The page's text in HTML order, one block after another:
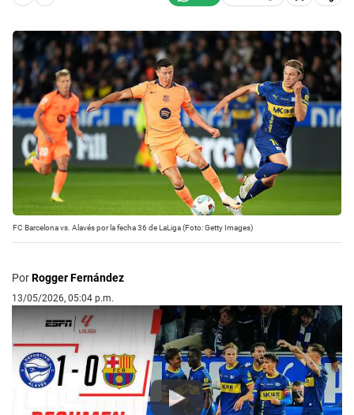
FC Barcelona vs. Alavés por la fecha 36 de LaLiga (Foto: Getty Images)
PorRogger Fernández
13/05/2026, 05:04 p.m.
Play